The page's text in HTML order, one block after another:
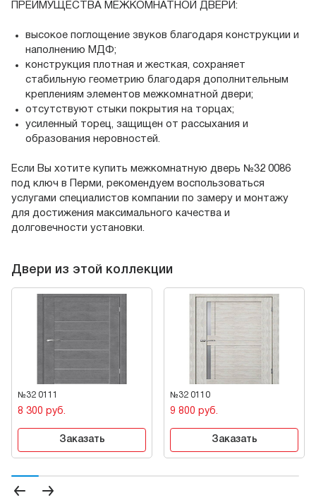
ПРЕИМУЩЕСТВА МЕЖКОМНАТНОЙ ДВЕРИ:
высокое поглощение звуков благодаря конструкции и
наполнению МДФ;
конструкция плотная и жесткая, сохраняет
стабильную геометрию благодаря дополнительным
креплениям элементов межкомнатной двери;
отсутствуют стыки покрытия на торцах;
усиленный торец, защищен от рассыхания и
образования неровностей.
Если Вы хотите купить межкомнатную дверь №32 0086
под ключ в Перми, рекомендуем воспользоваться
услугами специалистов компании по замеру и монтажу
для достижения максимального качества и
долговечности установки.
Двери из этой коллекции
№32 0111
8 300 руб.
Заказать
№32 0110
9 800 руб.
Заказать